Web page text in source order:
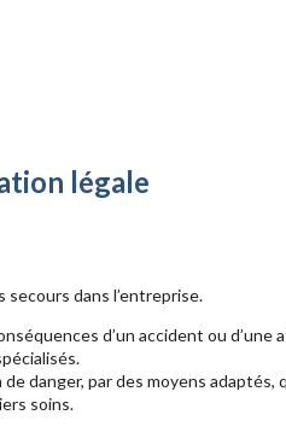
légale
dans l’entreprise.
d’un accident ou
danger, par des moyens
soins.